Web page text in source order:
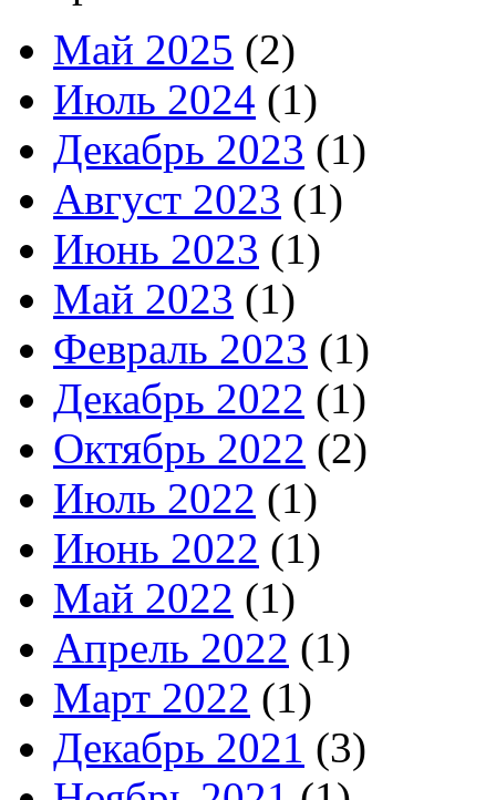
Май 2025 (2)
Июль 2024 (1)
Декабрь 2023 (1)
Август 2023 (1)
Июнь 2023 (1)
Май 2023 (1)
Февраль 2023 (1)
Декабрь 2022 (1)
Октябрь 2022 (2)
Июль 2022 (1)
Июнь 2022 (1)
Май 2022 (1)
Апрель 2022 (1)
Март 2022 (1)
Декабрь 2021 (3)